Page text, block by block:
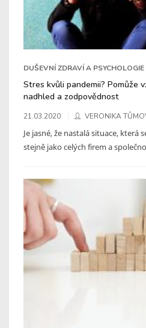
DUŠEVNÍ ZDRAVÍ A PSYCHOLOGIE
Stres kvůli pandemii? Pomůže
nadhled a zodpovědnost
21.03.2020 VERONIKA
Je jasné, že nastalá situace, která
stejně jako celých firem a